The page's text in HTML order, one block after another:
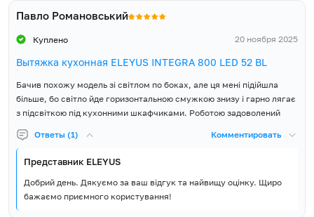
Павло Романовський
Куплено 20 ноября 2025
Вытяжка кухонная ELEYUS INTEGRA 800 LED 52 BL
Бачив похожу модель зі світлом по боках, але ця мені підійшла
більше, бо світло йде горизонтальною смужкою знизу і гарно лягає
з підсвіткою під кухонними шкафчиками. Роботою задоволений
Ответы (1) Комментировать
Представник ELEYUS
Добрий день. Дякуємо за ваш відгук та найвищу оцінку. Щиро
бажаємо приємного користування!